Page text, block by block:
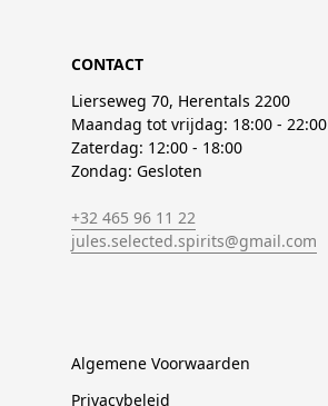
CONTACT
Lierseweg 70, Herentals 2200
Maandag tot vrijdag: 18:00 - 22:00
Zaterdag: 12:00 - 18:00
Zondag: Gesloten
+32 465 96 11 22
jules.selected.spirits@gmail.com
Algemene Voorwaarden
Privacybeleid